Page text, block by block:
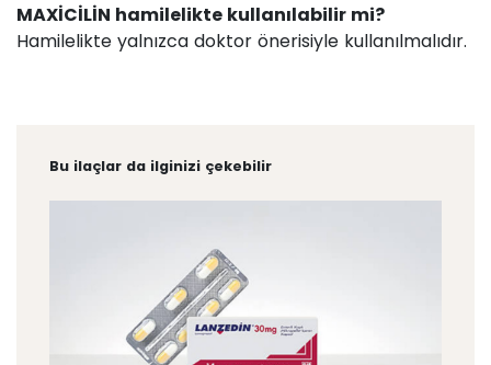
MAXİCİLİN hamilelikte kullanılabilir mi?
Hamilelikte yalnızca doktor önerisiyle kullanılmalıdır.
Bu ilaçlar da ilginizi çekebilir